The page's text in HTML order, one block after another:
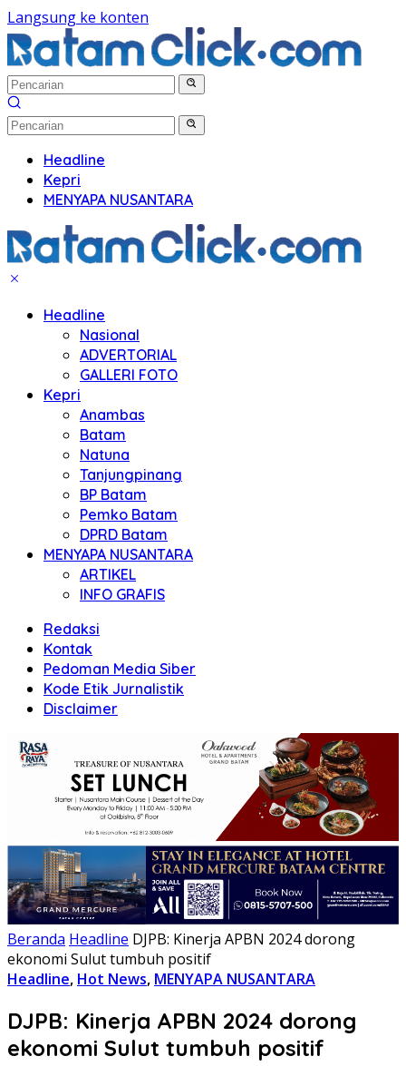
Langsung ke konten
Headline
Kepri
MENYAPA NUSANTARA
Headline
Nasional
ADVERTORIAL
GALLERI FOTO
Kepri
Anambas
Batam
Natuna
Tanjungpinang
BP Batam
Pemko Batam
DPRD Batam
MENYAPA NUSANTARA
ARTIKEL
INFO GRAFIS
Redaksi
Kontak
Pedoman Media Siber
Kode Etik Jurnalistik
Disclaimer
Beranda Headline DJPB: Kinerja APBN 2024 dorong
ekonomi Sulut tumbuh positif
Headline, Hot News, MENYAPA NUSANTARA
DJPB: Kinerja APBN 2024 dorong
ekonomi Sulut tumbuh positif